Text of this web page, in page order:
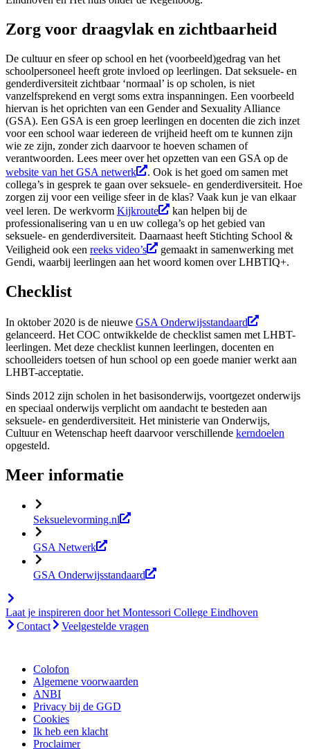
Zorg voor draagvlak en zichtbaarheid
De cultuur en sfeer op school en het (voorbeeld)gedrag van het
schoolpersoneel heeft grote invloed op leerlingen. Dat seksuele- en
genderdiversiteit zichtbaar ‘normaal’ is op scholen, is niet
vanzelfsprekend en vergt soms extra inspanningen. Een voorbeeld
hiervan is het oprichten van een Gender and Sexuality Alliance
(GSA). Een GSA is een groep leerlingen en docenten die zich inzet
voor een school waar iedereen de vrijheid heeft om te kunnen zijn
wie ze zijn, zonder zich daarvoor te hoeven schamen of
verantwoorden. Lees meer over het opzetten van een GSA op de
website van het GSA netwerk
. Ook is het goed om samen met
collega’s in gesprek te gaan over seksuele- en genderdiversiteit. Hoe
zorgen zij voor een veilige sfeer in de klas? Vaak kun je van elkaar
veel leren. De werkvorm Kijkroute
kan helpen bij de
professionalisering van u en uw collega’s op het gebied van
seksuele- en genderdiversiteit. Daarnaast heeft Stichting School &
Veiligheid ook een reeks video’s
gemaakt in samenwerking met
Gendi, waarbij leerlingen aan het woord komen over LHBTIQ+.
Checklist
In oktober 2020 is de nieuwe GSA Onderwijsstandaard
gelanceerd. Het COC ontwikkelde de checklist samen met LHBT-
leerlingen. Met deze checklist kunnen leerlingen, docenten en
schoolleiders toetsen of hun school op een goede manier werkt aan
LHBT-acceptatie.
Sinds 2012 zijn scholen in het basisonderwijs, voortgezet onderwijs
en speciaal onderwijs verplicht om aandacht te besteden aan
seksuele- en genderdiversiteit. Het ministerie van Onderwijs,
Cultuur en Wetenschap heeft daarvoor verschillende kerndoelen
opgesteld.
Meer informatie
Seksuelevorming.nl
GSA Netwerk
GSA Onderwijsstandaard
Laat je inspireren door het Montessori College Eindhoven
Contact
Veelgestelde vragen
Colofon
Algemene voorwaarden
ANBI
Privacy bij de GGD
Cookies
Ik heb een klacht
Proclaimer